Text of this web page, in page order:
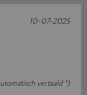
vertaald *)
10-07-2025